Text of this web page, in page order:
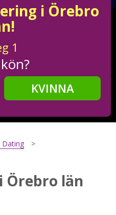
i Örebro
1
KVINNA
2
3
Dating
Örebro län